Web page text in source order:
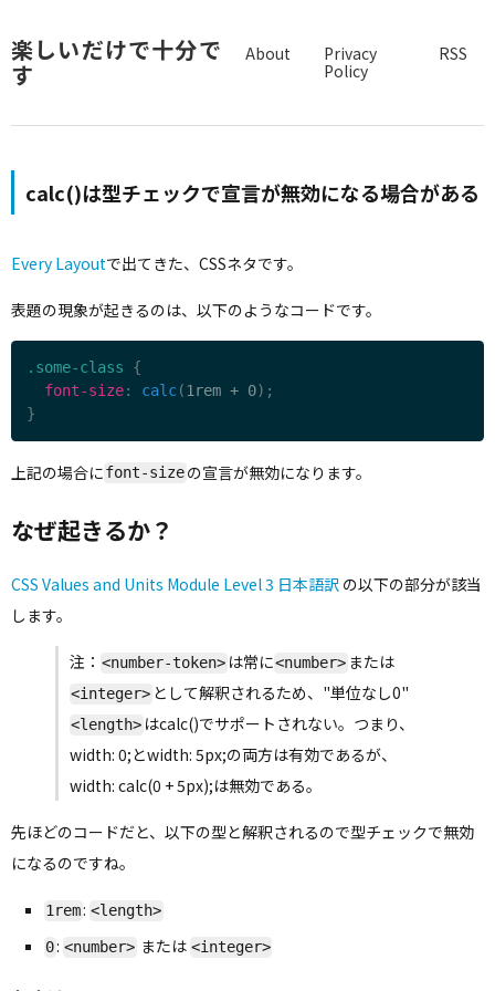
楽しいだけで十分で
す
About
Privacy
Policy
RSS
calc()は型チェックで宣言が無効になる場合がある
Every Layoutで出てきた、CSSネタです。
表題の現象が起きるのは、以下のようなコードです。
.some-class
{
font-size: calc(1rem + 0) ;
}
上記の場合にfont-sizeの宣言が無効になります。
なぜ起きるか？
CSS Values and Units Module Level 3 日本語訳 の以下の部分が該当
します。
注： <number-token> は常に<number> または
<integer> として解釈されるため、"単位なし0"
<length> はcalc()でサポートされない。つまり、
width: 0;とwidth: 5px;の両方は有効であるが、
width: calc(0 + 5px);は無効である。
先ほどのコードだと、以下の型と解釈されるので型チェックで無効
になるのですね。
1rem: <length>
0: <number> または <integer>